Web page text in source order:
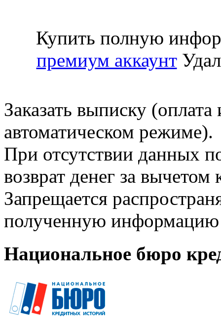
Купить полную
премиум аккаунт
Заказать выписку
автоматическом режиме).
При отсутствии данных
возврат денег за
Запрещается
полученную информацию
Национальное бюро